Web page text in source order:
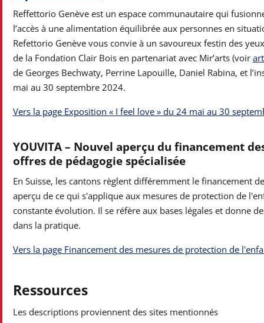
Reffettorio Genève est un espace communautaire qui
l’accès à une alimentation équilibrée aux personnes en
Refettorio Genève vous convie à un savoureux festin des
de la Fondation Clair Bois en partenariat avec Mir’arts (voir
de Georges Bechwaty, Perrine Lapouille, Daniel Rabina, et
mai au 30 septembre 2024.
Vers la page Exposition « I feel love » du 24 mai au 30
YOUVITA – Nouvel aperçu du financement
offres de pédagogie spécialisée
En Suisse, les cantons règlent différemment le financement
aperçu de ce qui s'applique aux mesures de protection de
constante évolution. Il se réfère aux bases légales et donne
dans la pratique.
Vers la page Financement des mesures de protection de
Ressources
Les descriptions proviennent des sites mentionnés